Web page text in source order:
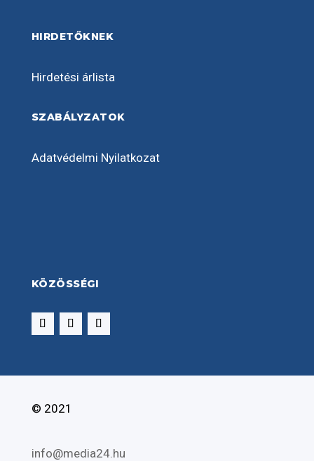
HIRDETŐKNEK
Hirdetési árlista
SZABÁLYZATOK
Adatvédelmi Nyilatkozat
KÖZÖSSÉGI
© 2021
info@media24.hu